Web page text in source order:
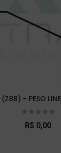
- PESO
R$ 0,00